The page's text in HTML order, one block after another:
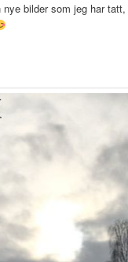
bilder som jeg har